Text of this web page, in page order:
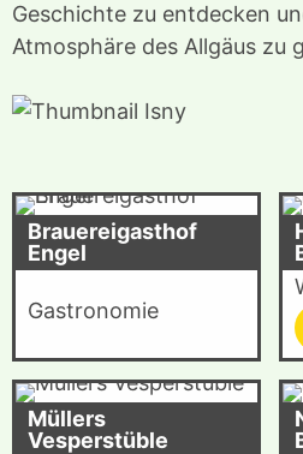
Geschichte zu entdecken
Atmosphäre des Allgäus zu
Brauereigasthof
Engel
Gastronomie
Müllers
Vesperstüble